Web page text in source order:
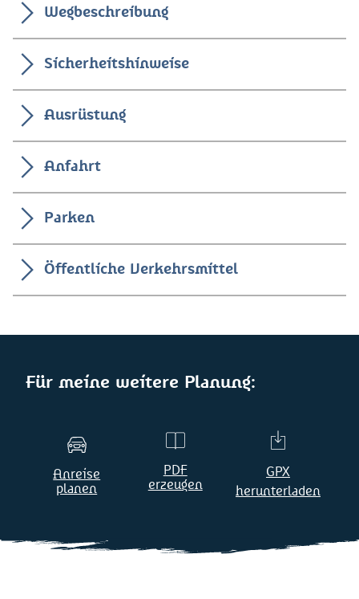
Wegbeschreibung
Sicherheitshinweise
Ausrüstung
Anfahrt
Parken
Öffentliche Verkehrsmittel
Für meine weitere Planung:
Anreise
planen
PDF
erzeugen
GPX
herunterladen